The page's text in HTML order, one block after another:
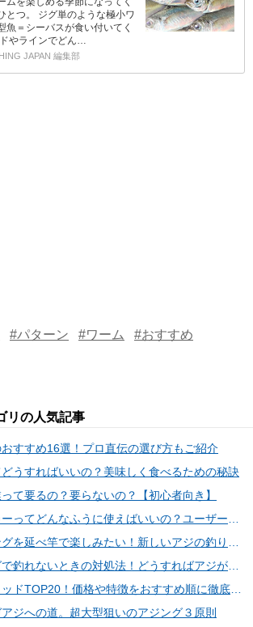
とつ。 ジグ単のような極小ワ
魚＝シーバスが食い付いてく
やラインでどん…
JAPAN 編集部
#パターン #ワーム
#おすすめ
リの人気記事
すすめ16選！プロ直伝の選び方もご紹介
うすればいいの？美味しく食べるための秘訣
て要るの？要らないの？【初心者向き】
アジング用シンカーってどんなふうに使えばいいの？ユーザー評価の高いおすすめアイテム特集
【新提案】アジングを延べ竿で楽しみたい！新しいアジの釣り方をチェック
フロートアジングで釣れないときの対処法！どうすればアジが食ってくるの？
釣れるアジングロッドTOP20！価格や特徴をおすすめ順に徹底比較！
ジへの道。超大型狙いのアジング３原則